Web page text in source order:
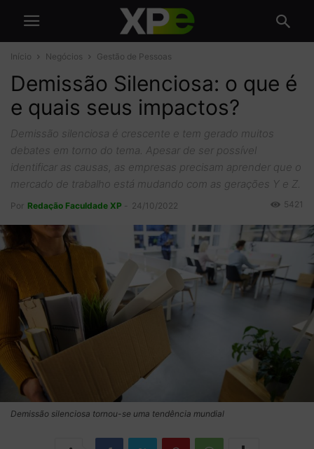
Início Negócios Gestão de Pessoas
Demissão Silenciosa: o que é
e quais seus impactos?
Demissão silenciosa é crescente e tem gerado muitos
debates em torno do tema. Apesar de ser possível
identificar as causas, as empresas precisam aprender que o
mercado de trabalho está mudando com as gerações Y e Z.
Por Redação Faculdade XP 24/10/2022 5421
Demissão silenciosa tornou-se uma tendência mundial